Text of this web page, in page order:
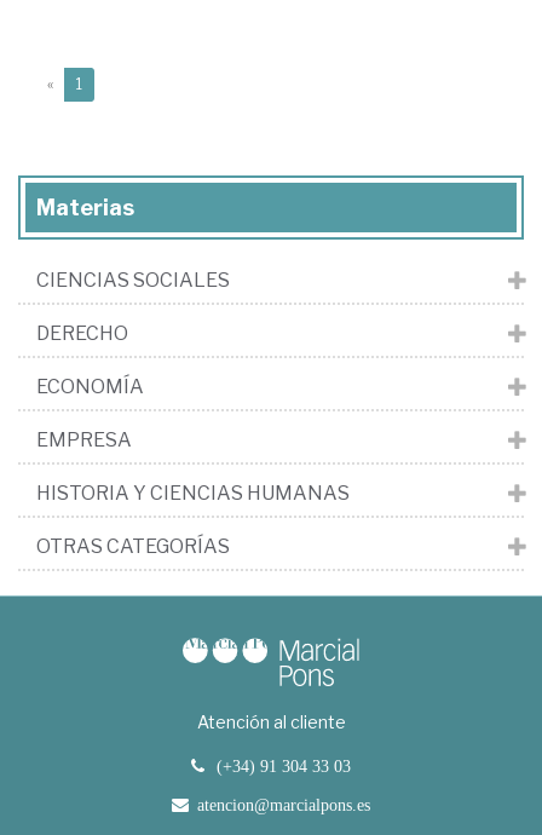
« 1
Materias
CIENCIAS SOCIALES
DERECHO
ECONOMÍA
EMPRESA
HISTORIA Y CIENCIAS HUMANAS
OTRAS CATEGORÍAS
Atención al cliente
(+34) 91 304 33 03
atencion@marcialpons.es